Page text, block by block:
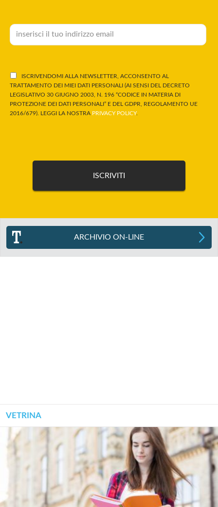
ISCRIVENDOMI ALLA NEWSLETTER, ACCONSENTO AL
TRATTAMENTO DEI MIEI DATI PERSONALI (AI SENSI DEL DECRETO
LEGISLATIVO 30 GIUGNO 2003, N. 196 “CODICE IN MATERIA DI
PROTEZIONE DEI DATI PERSONALI” E DEL GDPR, REGOLAMENTO UE
2016/679). LEGGI LA NOSTRA PRIVACY POLICY.
ARCHIVIO ON-LINE
VETRINA